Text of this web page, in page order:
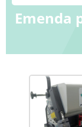
Emenda